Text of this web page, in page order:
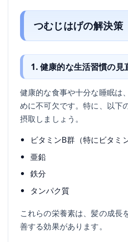
つむじはげの解決策
1. 健康的な生活習慣の見
健康的な食事や十分な睡眠は
めに不可欠です。特に、以下
摂取しましょう。
ビタミンB群（特にビタミ
亜鉛
鉄分
タンパク質
これらの栄養素は、髪の成長
善する効果があります。